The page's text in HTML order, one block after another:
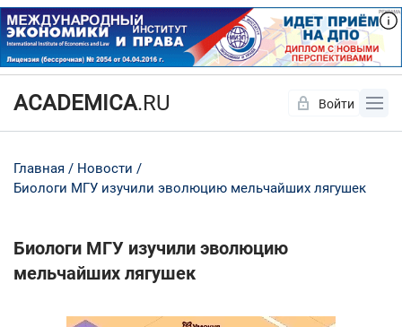
ACADEMICA.RU Войти
Главная
Новости
Биологи МГУ изучили эволюцию мельчайших лягушек
Биологи МГУ изучили эволюцию
мельчайших лягушек
Да Нет